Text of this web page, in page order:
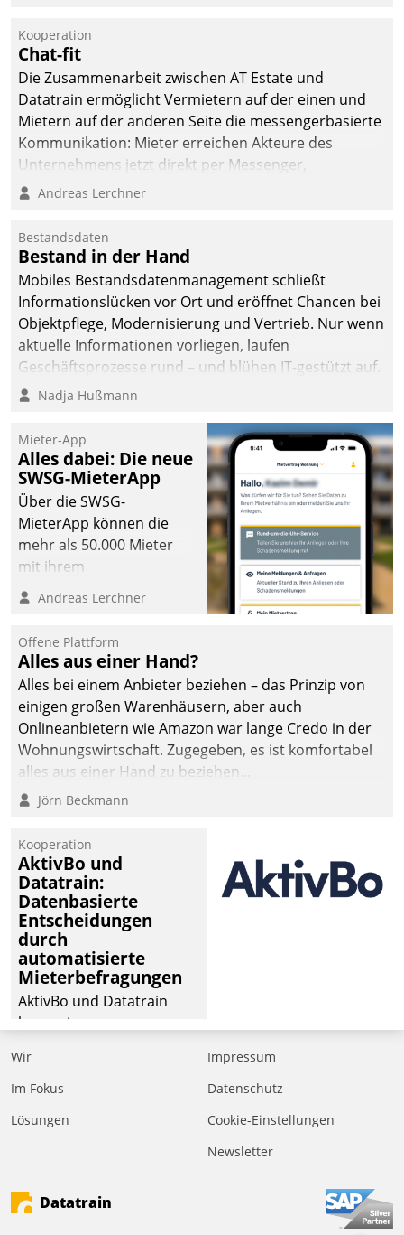
Kooperation
Chat-fit
Die Zusammenarbeit zwischen AT Estate und
Datatrain ermöglicht Vermietern auf der einen und
Mietern auf der anderen Seite die messengerbasierte
Kommunikation: Mieter erreichen Akteure des
Unternehmens jetzt direkt per Messenger,
Mitarbeiter oder Dienstleister empfangen oder
Andreas Lerchner
Bestandsdaten
Bestand in der Hand
Mobiles Bestandsdatenmanagement schließt
Informationslücken vor Ort und eröffnet Chancen bei
Objektpflege, Modernisierung und Vertrieb. Nur wenn
aktuelle Informationen vorliegen, laufen
Geschäftsprozesse rund – und blühen IT-gestützt auf.
Nadja Hußmann
Mieter-App
Alles dabei: Die neue
SWSG-MieterApp
Über die SWSG-
MieterApp können die
mehr als 50.000 Mieter
mit ihrem
Wohnungsunternehmen
kommunizieren, auf dem
einsehen und ändern
oder
Schadensmeldungen
abgeben – rund um die
Uhr.
Andreas Lerchner
Offene Plattform
Alles aus einer Hand?
Alles bei einem Anbieter beziehen – das Prinzip von
einigen großen Warenhäusern, aber auch
Onlineanbietern wie Amazon war lange Credo in der
Wohnungswirtschaft. Zugegeben, es ist komfortabel
alles aus einer Hand zu beziehen...
Jörn Beckmann
Kooperation
AktivBo und
Datatrain:
Datenbasierte
Entscheidungen
durch
automatisierte
Mieterbefragungen
AktivBo und Datatrain
kooperieren –
profitieren: Die nahtlose
Integration der Lösungen
Datatrain ermöglicht
Mieterbefragungen – eine
starke Grundlage für
Wir
Im Fokus
Lösungen
Impressum
Datenschutz
Cookie-Einstellungen
Newsletter
Datatrain